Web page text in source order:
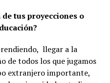
tus proyecciones o
llegar a la
de todos los que jugamos
extranjero importante,